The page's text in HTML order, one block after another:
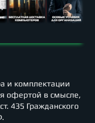
и комплектации
офертой в смысле,
435 Гражданского